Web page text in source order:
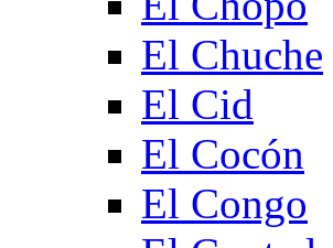
El Chuche
El Cid
El Cocón
El Congo